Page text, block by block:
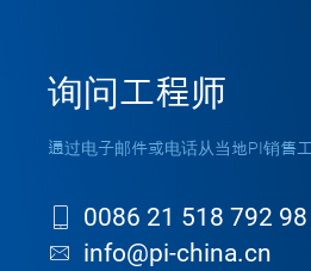
询问工程师
通过电子邮件或电话从当地PI销售
0086 21 518 792 98
info@pi-china.cn